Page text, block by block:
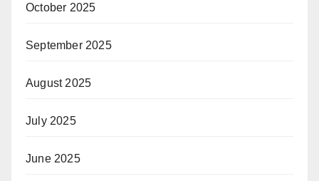
October 2025
September 2025
August 2025
July 2025
June 2025